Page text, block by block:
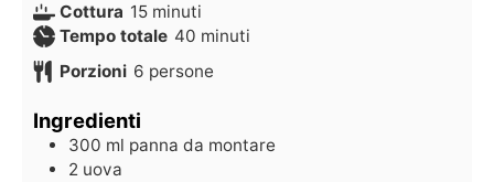
Cottura 15 minuti
Tempo totale 40 minuti
Porzioni 6 persone
Ingredienti
300 ml panna da montare
2 uova